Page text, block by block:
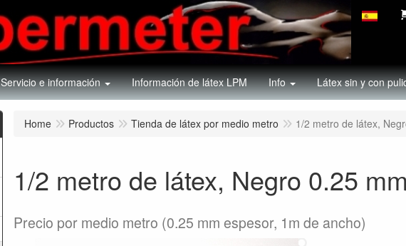
Servicio e información Información de látex LPM Info Látex sin y con
Home Productos Tienda de látex por medio metro 1/2 metro de látex,
1/2 metro de látex, Negro 0.25
Precio por medio metro (0.25 mm espesor, 1m de ancho)